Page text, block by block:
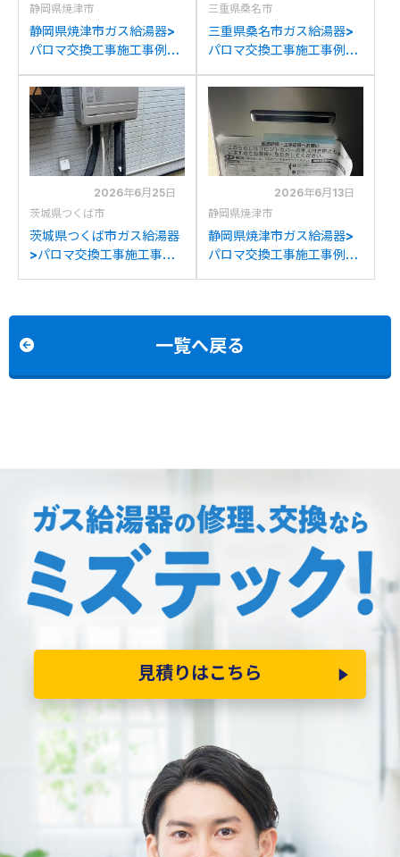
静岡県焼津市
静岡県焼津市ガス給湯器>
パロマ交換工事施工事例：
E2008SAW(A)からパロマ
FH-E2022SAWLへの交換
三重県桑名市
三重県桑名市ガス給湯器>
パロマ交換工事施工事例：
K2001SAW(A)からパロマ
FH-E2022SAWLへの交換
2026年6月25日
茨城県つくば市
茨城県つくば市ガス給湯器
>パロマ交換工事施工事
2026年6月13日
静岡県焼津市
静岡県焼津市ガス給湯器>
パロマ交換工事施工事例：
一覧へ戻る
見積りはこちら